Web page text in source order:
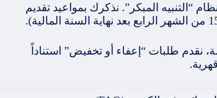
“التنبيه المبكر”. نذكرك بمواعيد تقديم
نقدم طلبات “إعفاء أو تخفيض” استناداً